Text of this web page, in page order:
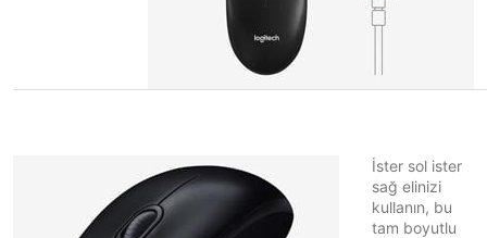
İster sol ister
sağ elinizi
kullanın, bu
tam boyutlu